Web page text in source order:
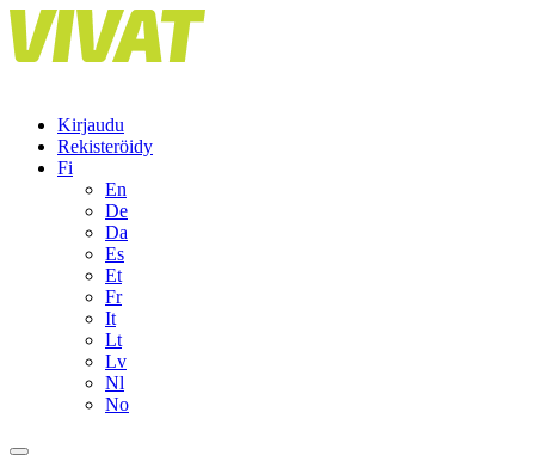
Skip
to
content
Kirjaudu
Rekisteröidy
Fi
En
De
Da
Es
Et
Fr
It
Lt
Lv
Nl
No